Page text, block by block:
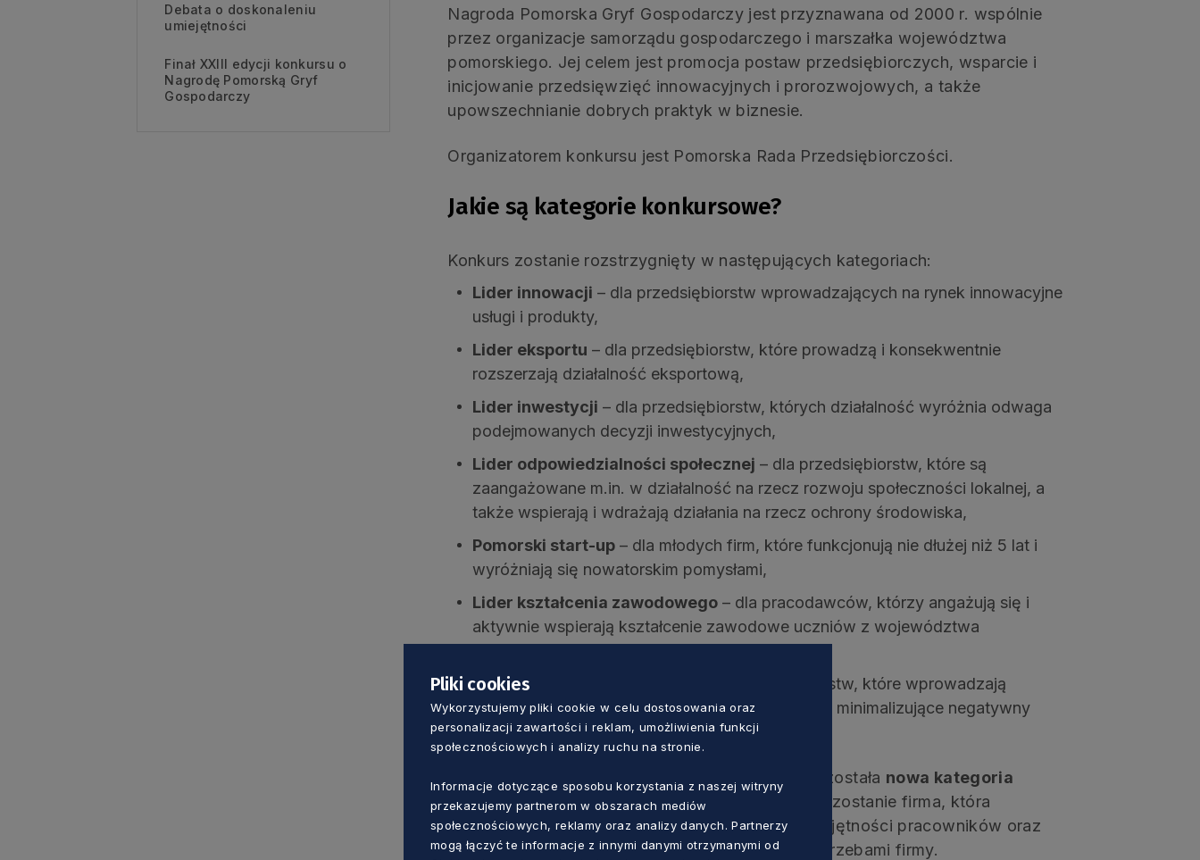
Debata o doskonaleniu
umiejętności
Finał XXIII edycji konkursu o
Nagrodę Pomorską Gryf
Gospodarczy
Nagroda Pomorska Gryf Gospodarczy jest przyznawana od 2000 r. wspólnie
przez organizacje samorządu gospodarczego i marszałka województwa
pomorskiego. Jej celem jest promocja postaw przedsiębiorczych, wsparcie i
inicjowanie przedsięwzięć innowacyjnych i prorozwojowych, a także
upowszechnianie dobrych praktyk w biznesie.
Organizatorem konkursu jest Pomorska Rada Przedsiębiorczości.
Jakie są kategorie konkursowe?
Konkurs zostanie rozstrzygnięty w następujących kategoriach:
Lider innowacji – dla przedsiębiorstw wprowadzających na rynek innowacyjne
usługi i produkty,
Lider eksportu – dla przedsiębiorstw, które prowadzą i konsekwentnie
rozszerzają działalność eksportową,
Lider inwestycji – dla przedsiębiorstw, których działalność wyróżnia odwaga
podejmowanych decyzji inwestycyjnych,
Lider odpowiedzialności społecznej – dla przedsiębiorstw, które są
zaangażowane m.in. w działalność na rzecz rozwoju społeczności lokalnej, a
także wspierają i wdrażają działania na rzecz ochrony środowiska,
Pomorski start-up – dla młodych firm, które funkcjonują nie dłużej niż 5 lat i
wyróżniają się nowatorskim pomysłami,
Lider kształcenia zawodowego – dla pracodawców, którzy angażują się i
aktywnie wspierają kształcenie zawodowe uczniów z województwa
pomorskiego,
Lider zielonej transformacji
– dla przedsiębiorstw, które wprowadzają
rozwiązania w procesie produkcji lub organizacji minimalizujące negatywny
wpływ na środowisko.
Dodatkowo, w tym roku do konkursu dołączona została nowa kategoria
Lidera rozwoju kompetencji. Wyróżniona w niej zostanie firma, która
inwestuje w szkolenia lub kursy podnoszące umiejętności pracowników oraz
pozwala na ich przekwalifikowanie zgodnie z potrzebami firmy.
Pliki cookies
Wykorzystujemy pliki cookie w celu dostosowania oraz
personalizacji zawartości i reklam, umożliwienia funkcji
społecznościowych i analizy ruchu na stronie.
Informacje dotyczące sposobu korzystania z naszej witryny
przekazujemy partnerom w obszarach mediów
społecznościowych, reklamy oraz analizy danych. Partnerzy
mogą łączyć te informacje z innymi danymi otrzymanymi od